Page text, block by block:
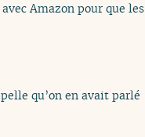
Amazon pour que les
qu’on en avait parlé